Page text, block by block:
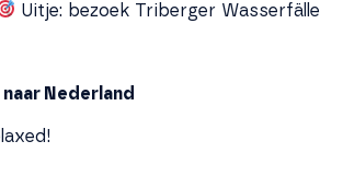
Uitje: bezoek Triberger Wasserfälle
naar Nederland